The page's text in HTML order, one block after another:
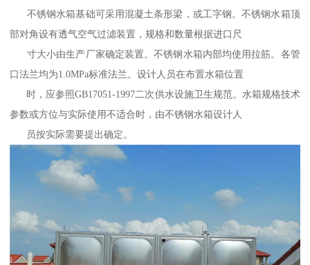
不锈钢水箱基础可采用混凝土条形梁，或工字钢。不锈钢水箱顶
部对角设有透气空气过滤装置，规格和数量根据进口尺
寸大小由生产厂家确定装置。不锈钢水箱内部均使用拉筋。各管
口法兰均为1.0MPa标准法兰。设计人员在布置水箱位置
时，应参照GB17051-1997二次供水设施卫生规范。水箱规格技术
参数或方位与实际使用不适合时，由不锈钢水箱设计人
员按实际需要提出确定。